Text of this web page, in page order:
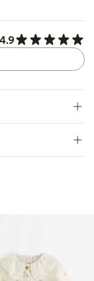
4.9